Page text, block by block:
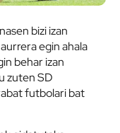
bizi izan
egin ahala
behar izan
zuten SD
futbolari bat